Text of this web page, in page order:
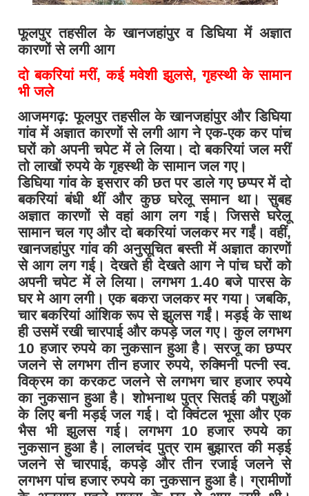
फूलपुर तहसील के खानजहांपुर व डिघिया में अज्ञात
कारणों से लगी आग
दो बकरियां मरीं, कई मवेशी झुलसे, गृहस्थी के सामान
भी जले
आजमगढ़: फूलपुर तहसील के खानजहांपुर और डिघिया
गांव में अज्ञात कारणों से लगी आग ने एक-एक कर पांच
घरों को अपनी चपेट में ले लिया। दो बकरियां जल मरीं
तो लाखों रुपये के गृहस्थी के सामान जल गए।
डिघिया गांव के इसरार की छत पर डाले गए छप्पर में दो
बकरियां बंधी थीं और कुछ घरेलू समान था। सुबह
अज्ञात कारणों से वहां आग लग गई। जिससे घरेलू
सामान चल गए और दो बकरियां जलकर मर गईंं। वहीं,
खानजहांपुर गांव की अनुसूचित बस्ती में अज्ञात कारणों
से आग लग गई। देखते ही देखते आग ने पांच घरों को
अपनी चपेट में ले लिया। लगभग 1.40 बजे पारस के
घर मे आग लगी। एक बकरा जलकर मर गया। जबकि,
चार बकरियां आंशिक रूप से झुलस गईं। मड़ई के साथ
ही उसमें रखी चारपाई और कपड़े जल गए। कुल लगभग
10 हजार रुपये का नुकसान हुआ है। सरजू का छप्पर
जलने से लगभग तीन हजार रुपये, रुक्मिनी पत्नी स्व.
विक्रम का करकट जलने से लगभग चार हजार रुपये
का नुकसान हुआ है। शोभनाथ पुत्र सितई की पशुओं
के लिए बनी मड़ई जल गई। दो क्विंटल भूसा और एक
भैस भी झुलस गई। लगभग 10 हजार रुपये का
नुकसान हुआ है। लालचंद पुत्र राम बुझारत की मड़ई
जलने से चारपाई, कपड़े और तीन रजाई जलने से
लगभग पांच हजार रुपये का नुकसान हुआ है। ग्रामीणों